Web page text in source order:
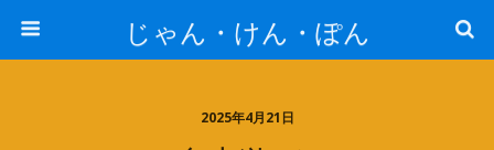
じゃん・けん・ぽん
2025年4月21日